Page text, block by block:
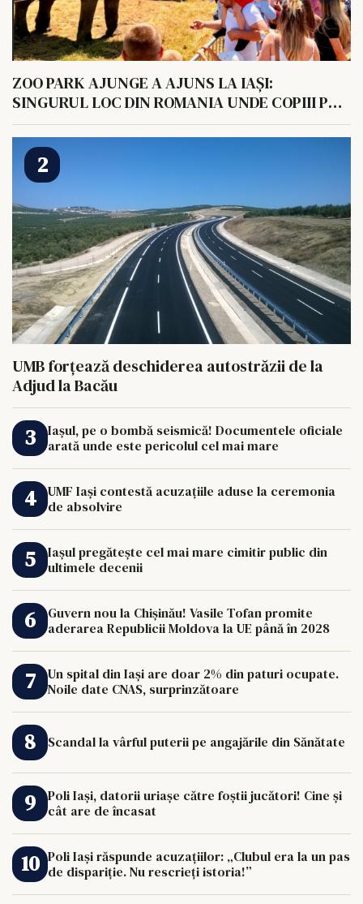
ZOO PARK AJUNGE A AJUNS LA IAȘI:
SINGURUL LOC DIN ROMANIA UNDE COPIII POT
HRANI UN ELEFANT
UMB forțează deschiderea autostrăzii de la
Adjud la Bacău
Iașul, pe o bombă seismică! Documentele oficiale
arată unde este pericolul cel mai mare
UMF Iași contestă acuzațiile aduse la ceremonia
de absolvire
Iașul pregătește cel mai mare cimitir public din
ultimele decenii
Guvern nou la Chișinău! Vasile Tofan promite
aderarea Republicii Moldova la UE până în 2028
Un spital din Iași are doar 2% din paturi ocupate.
Noile date CNAS, surprinzătoare
Scandal la vârful puterii pe angajările din Sănătate
Poli Iași, datorii uriașe către foștii jucători! Cine și
cât are de încasat
Poli Iași răspunde acuzațiilor: „Clubul era la un pas
de dispariție. Nu rescrieți istoria!”